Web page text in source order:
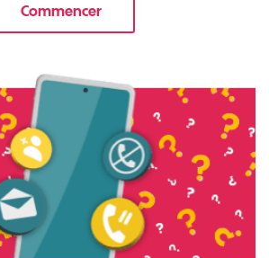
Commencerle tuto pour Utiliser le wifi sur